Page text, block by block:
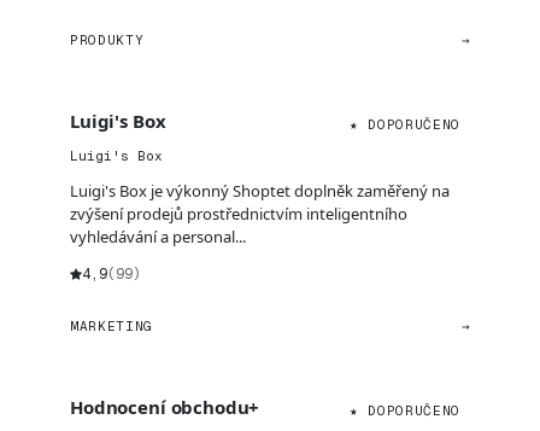
PRODUKTY →
Luigi's Box
★ DOPORUČENO
Luigi's Box
Luigi's Box je výkonný Shoptet doplněk zaměřený na
zvýšení prodejů prostřednictvím inteligentního
vyhledávání a personal...
4,9(99)
MARKETING →
Hodnocení obchodu+
★ DOPORUČENO